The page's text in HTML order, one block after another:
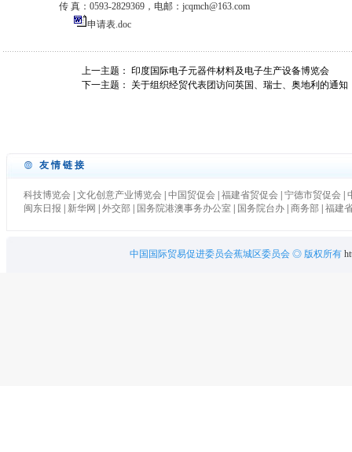
传 真：0593-2829369，电邮： jcqmch@163.com
申请表.doc
上一主题： 印度国际电子元器件材料及电子生产设备博览会
下一主题：
关于组织经贸代表团访问英国、瑞士、奥地利的通知
友情链接
科技博览会| 文化创意产业博览会| 中国贸促会| 福建省贸促会| 宁德市贸促会|
闽东日报
新华网 外交部| 国务院港澳事务办公室| 国务院台办| 商务部 福建
中国国际贸易促进委员会蕉城区委员会 ◎ 版权所有